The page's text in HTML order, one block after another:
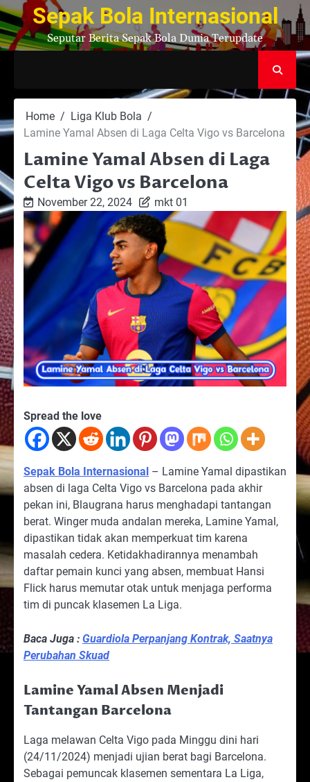
Skip
to
content
Sepak Bola Internasional
Seputar Berita Sepak Bola Dunia Terupdate
Home
Liga Klub Bola
Lamine Yamal Absen di Laga Celta Vigo vs Barcelona
Lamine Yamal Absen di Laga
Celta Vigo vs Barcelona
November 22, 2024 mkt 01
Spread the love
Sepak Bola Internasional – Lamine Yamal dipastikan
absen di laga Celta Vigo vs Barcelona pada akhir
pekan ini, Blaugrana harus menghadapi tantangan
berat. Winger muda andalan mereka, Lamine Yamal,
dipastikan tidak akan memperkuat tim karena
masalah cedera. Ketidakhadirannya menambah
daftar pemain kunci yang absen, membuat Hansi
Flick harus memutar otak untuk menjaga performa
tim di puncak klasemen La Liga.
Baca Juga : Guardiola Perpanjang Kontrak, Saatnya
Perubahan Skuad
Lamine Yamal Absen Menjadi
Tantangan Barcelona
Laga melawan Celta Vigo pada Minggu dini hari
(24/11/2024) menjadi ujian berat bagi Barcelona.
Sebagai pemuncak klasemen sementara La Liga,